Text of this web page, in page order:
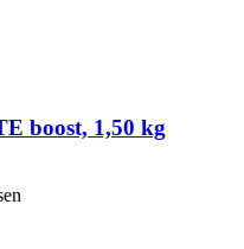
boost, 1,50 kg